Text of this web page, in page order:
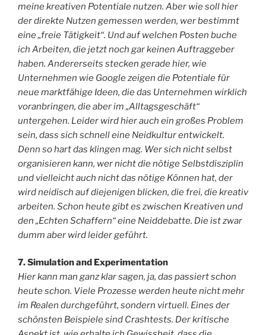
meine kreativen Potentiale nutzen. Aber wie soll hier
der direkte Nutzen gemessen werden, wer bestimmt
eine „freie Tätigkeit“. Und auf welchen Posten buche
ich Arbeiten, die jetzt noch gar keinen Auftraggeber
haben. Andererseits stecken gerade hier, wie
Unternehmen wie Google zeigen die Potentiale für
neue marktfähige Ideen, die das Unternehmen wirklich
voranbringen, die aber im „Alltagsgeschäft“
untergehen. Leider wird hier auch ein großes Problem
sein, dass sich schnell eine Neidkultur entwickelt.
Denn so hart das klingen mag. Wer sich nicht selbst
organisieren kann, wer nicht die nötige Selbstdisziplin
und vielleicht auch nicht das nötige Können hat, der
wird neidisch auf diejenigen blicken, die frei, die kreativ
arbeiten. Schon heute gibt es zwischen Kreativen und
den „Echten Schaffern“ eine Neiddebatte. Die ist zwar
dumm aber wird leider geführt.
7. Simulation and Experimentation
Hier kann man ganz klar sagen, ja, das passiert schon
heute schon. Viele Prozesse werden heute nicht mehr
im Realen durchgeführt, sondern virtuell. Eines der
schönsten Beispiele sind Crashtests. Der kritische